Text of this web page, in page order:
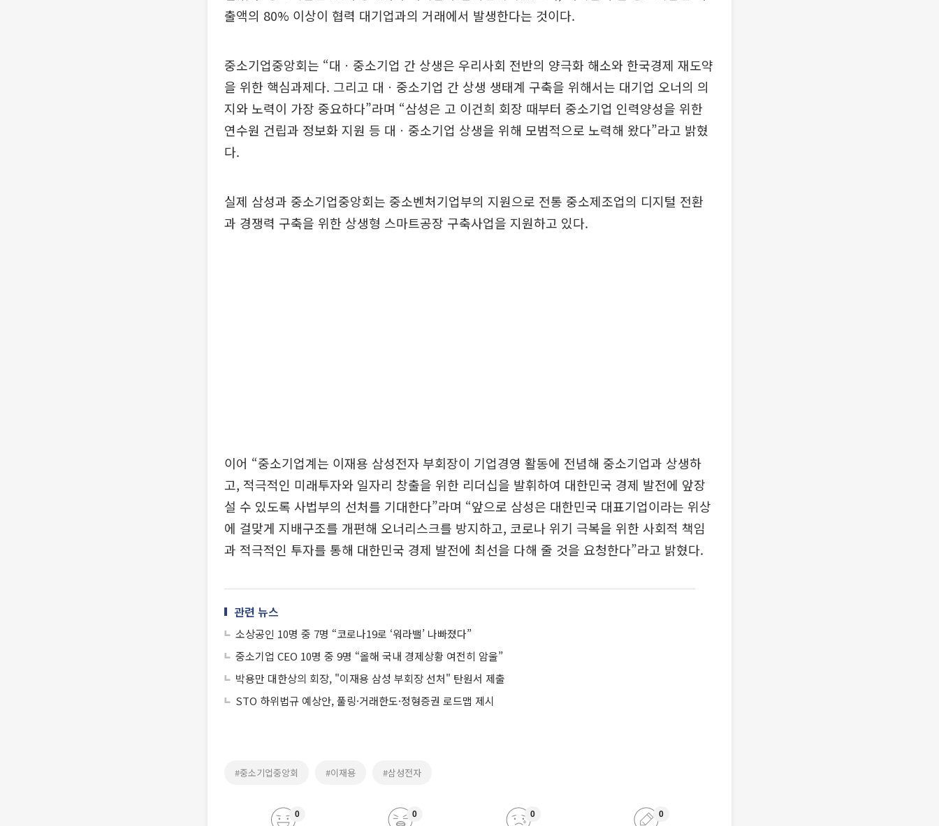
출액의 80% 이상이 협력 대기업과의 거래에서 발생한다는 것이다.
중소기업중앙회는 “대ㆍ중소기업 간 상생은 우리사회 전반의 양극화 해소와 한국경제 재도약
을 위한 핵심과제다. 그리고 대ㆍ중소기업 간 상생 생태계 구축을 위해서는 대기업 오너의 의
지와 노력이 가장 중요하다”라며 “삼성은 고 이건희 회장 때부터 중소기업 인력양성을 위한
연수원 건립과 정보화 지원 등 대ㆍ중소기업 상생을 위해 모범적으로 노력해 왔다”라고 밝혔
다.
실제 삼성과 중소기업중앙회는 중소벤처기업부의 지원으로 전통 중소제조업의 디지털 전환
과 경쟁력 구축을 위한 상생형 스마트공장 구축사업을 지원하고 있다.
이어 “중소기업계는 이재용 삼성전자 부회장이 기업경영 활동에 전념해 중소기업과 상생하
고, 적극적인 미래투자와 일자리 창출을 위한 리더십을 발휘하여 대한민국 경제 발전에 앞장
설 수 있도록 사법부의 선처를 기대한다”라며 “앞으로 삼성은 대한민국 대표기업이라는 위상
에 걸맞게 지배구조를 개편해 오너리스크를 방지하고, 코로나 위기 극복을 위한 사회적 책임
과 적극적인 투자를 통해 대한민국 경제 발전에 최선을 다해 줄 것을 요청한다”라고 밝혔다.
관련 뉴스
소상공인 10명 중 7명 “코로나19로 ‘워라밸’ 나빠졌다”
중소기업 CEO 10명 중 9명 “올해 국내 경제상황 여전히 암울”
박용만 대한상의 회장, "이재용 삼성 부회장 선처" 탄원서 제출
STO 하위법규 예상안, 풀링·거래한도·정형증권 로드맵 제시
#중소기업중앙회 #이재용 #삼성전자
0 0 0 0